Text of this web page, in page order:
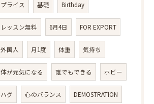
プライス 基礎 Birthday
レッスン無料 6月4日 FOR EXPORT
外国人 月1度 体重 気持ち
体が元気になる 誰でもできる ホビー
ハグ 心のバランス DEMOSTRATION